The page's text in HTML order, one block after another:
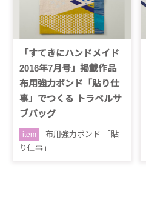
「すてきにハンドメイド
2016年7月号」掲載作品
布用強力ボンド「貼り仕
事」でつくる トラベルサ
ブバッグ
item
布用強力ボンド 「貼
り仕事」